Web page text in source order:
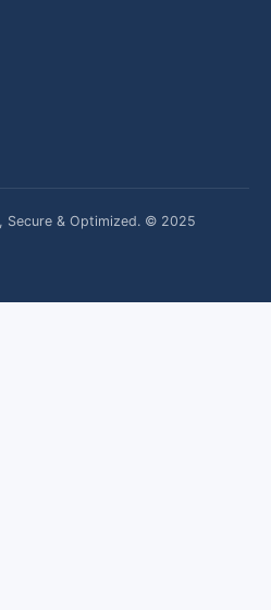
Secure & Optimized. © 2025